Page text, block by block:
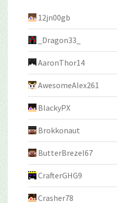
12jn00gb
_Dragon33_
AaronThor14
AwesomeAlex261
BlackyPX
Brokkonaut
ButterBrezel67
CrafterGHG9
Crasher78